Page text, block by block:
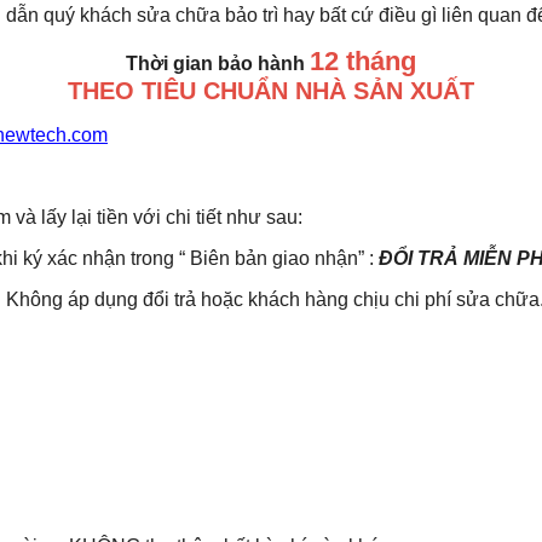
quý khách sửa chữa bảo trì hay bất cứ điều gì liên quan
Thời gian bảo hành 12 tháng
THEO TIÊU CHUẨN NHÀ SẢN XUẤT
và lấy lại tiền với chi tiết như sau:
ký xác nhận trong “ Biên bản giao nhận” : ĐỔI TRẢ MIỄN
áp dụng đổi trả hoặc khách hàng chịu chi phí sửa